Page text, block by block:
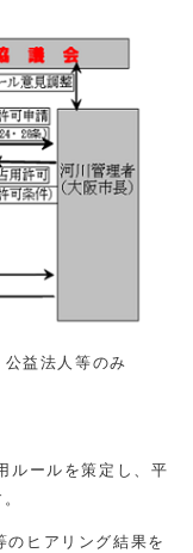
益法人等のみ
ルールを策定し、平
ヒアリング結果を